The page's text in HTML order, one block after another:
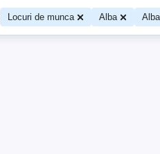
Locuri de munca Alba